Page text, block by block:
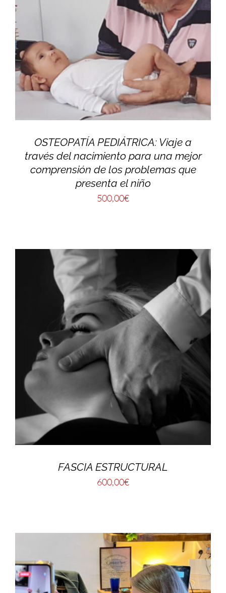
OSTEOPATÍA PEDIÁTRICA: Viaje a
través del nacimiento para una mejor
comprensión de los problemas que
presenta el niño
500,00€
FASCIA ESTRUCTURAL
600,00€